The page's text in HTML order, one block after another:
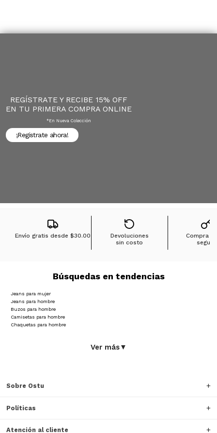
REGÍSTRATE Y RECIBE 15% OFF
EN TU PRIMERA COMPRA ONLINE
*en Nueva Colección
¡Registrate ahora!
Envío gratis desde$30.00
Devoluciones
sin costo
Compra
segura
Búsquedas en tendencias
Jeans para mujer
Jeans para hombre
Buzos para hombre
Camisetas para hombre
Chaquetas para hombre
Ver más▼
Sobre Ostu
Políticas
Atención al cliente